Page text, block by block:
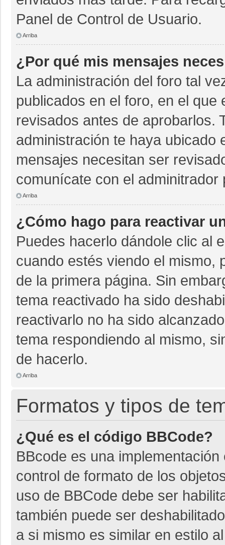
Panel de Control de Usuario.
Arriba
¿Por qué mis mensajes
La administración del foro tal
publicados en el foro, en el
revisados antes de aprobarlos.
administración te haya ubicado
mensajes necesitan ser
comunícate con el
Arriba
¿Cómo hago para reactivar
Puedes hacerlo dándole clic al
cuando estés viendo el mismo,
de la primera página. Sin
tema reactivado ha sido
reactivarlo no ha sido
tema respondiendo al mismo,
de hacerlo.
Arriba
Formatos y tipos de
¿Qué es el código BBCode?
BBcode es una
control de formato de los
uso de BBCode debe ser
también puede ser
a si mismo es similar en estilo